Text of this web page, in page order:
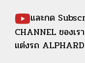
และกด
CHANNEL ของเ
แต่งรถ